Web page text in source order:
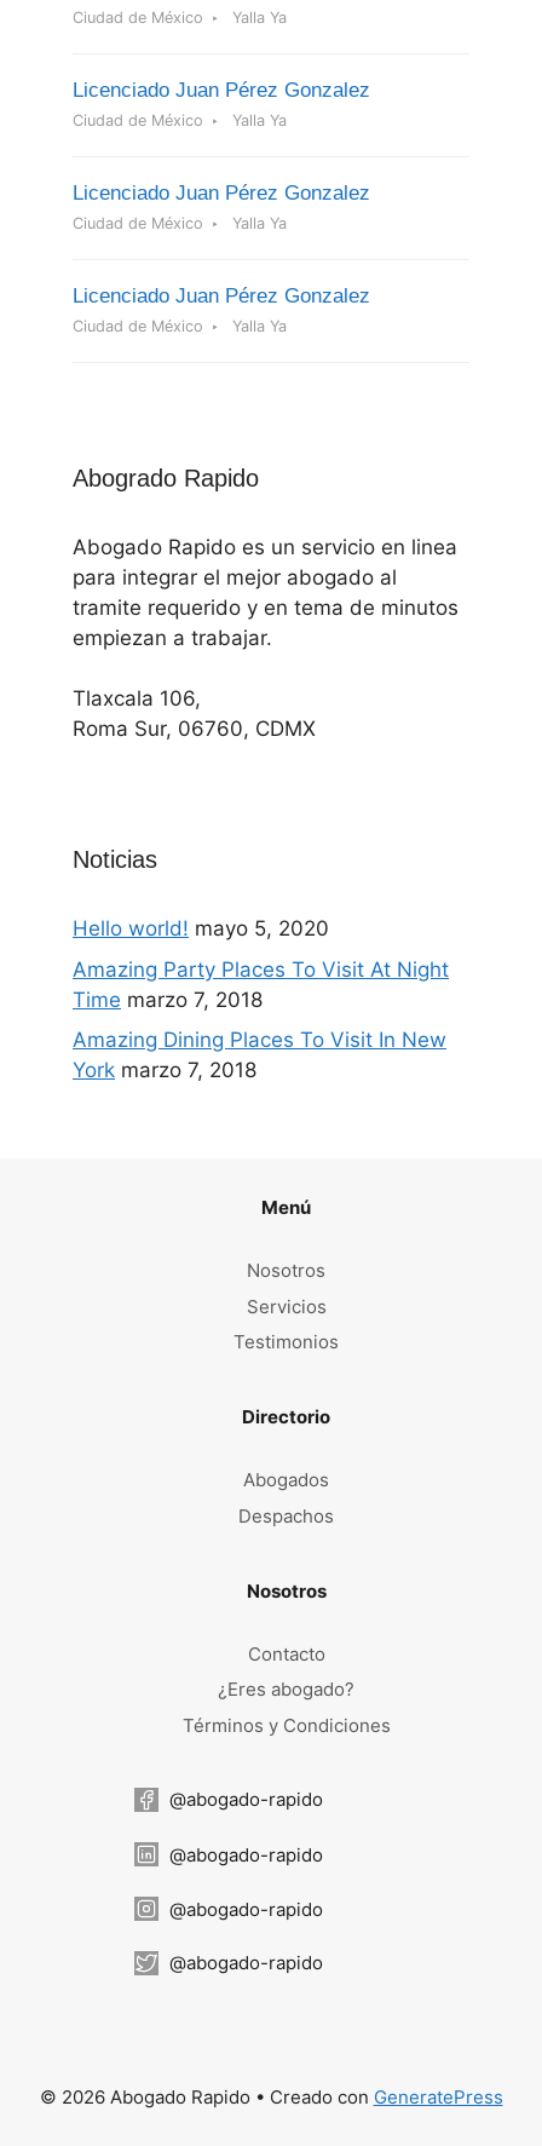
Ciudad de México Yalla Ya
Licenciado Juan Pérez Gonzalez
Ciudad de México Yalla Ya
Licenciado Juan Pérez Gonzalez
Ciudad de México Yalla Ya
Licenciado Juan Pérez Gonzalez
Ciudad de México Yalla Ya
Abogrado Rapido
Abogado Rapido es un servicio en linea
para integrar el mejor abogado al
tramite requerido y en tema de minutos
empiezan a trabajar.
Tlaxcala 106,
Roma Sur, 06760, CDMX
Noticias
Hello world! mayo 5, 2020
Amazing Party Places To Visit At Night
Time marzo 7, 2018
Amazing Dining Places To Visit In New
York marzo 7, 2018
Menú
Nosotros
Servicios
Testimonios
Directorio
Abogados
Despachos
Nosotros
Contacto
¿Eres abogado?
Términos y Condiciones
@abogado-rapido
@abogado-rapido
@abogado-rapido
@abogado-rapido
© 2026 Abogado Rapido • Creado con GeneratePress